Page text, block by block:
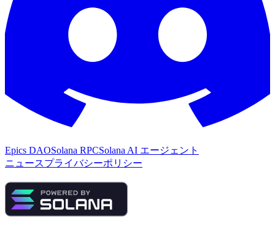
Epics DAOSolana RPCSolana AI エージェント
ニュースプライバシーポリシー